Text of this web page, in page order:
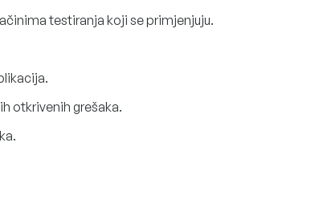
testiranja koji se primjenjuju.
otkrivenih grešaka.